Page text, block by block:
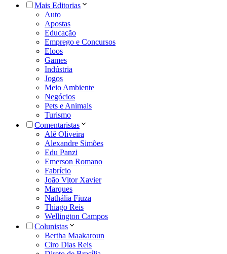
Mais Editorias
Auto
Apostas
Educação
Emprego e Concursos
Eloos
Games
Indústria
Jogos
Meio Ambiente
Negócios
Pets e Animais
Turismo
Comentaristas
Alê Oliveira
Alexandre Simões
Edu Panzi
Emerson Romano
Fabrício
João Vitor Xavier
Marques
Nathália Fiuza
Thiago Reis
Wellington Campos
Colunistas
Bertha Maakaroun
Ciro Dias Reis